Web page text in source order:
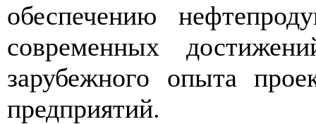
обеспечению
современных
зарубежного опыта
предприятий.